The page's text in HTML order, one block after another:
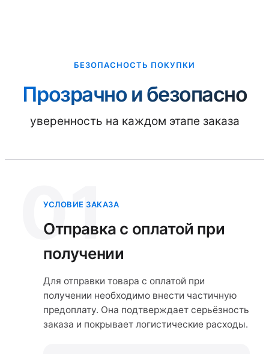
БЕЗОПАСНОСТЬ ПОКУПКИ
Прозрачно и безопасно
уверенность на каждом этапе заказа
01
УСЛОВИЕ ЗАКАЗА
Отправка с оплатой при
получении
Для отправки товара с оплатой при
получении необходимо внести частичную
предоплату. Она подтверждает серьёзность
заказа и покрывает логистические расходы.